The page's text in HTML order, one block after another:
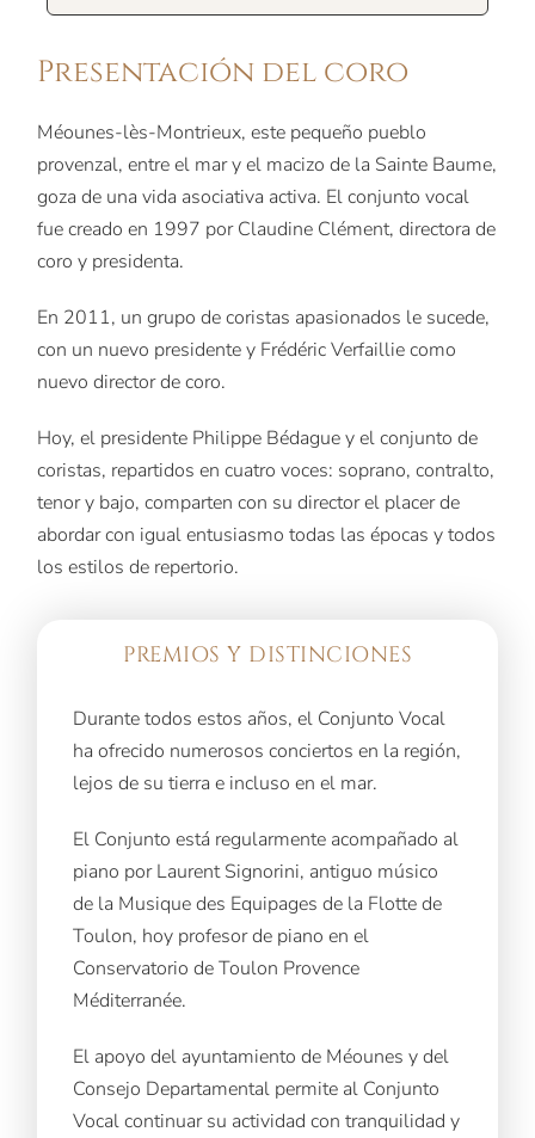
Presentación del coro
Méounes-lès-Montrieux, este pequeño pueblo
provenzal, entre el mar y el macizo de la Sainte Baume,
goza de una vida asociativa activa. El conjunto vocal
fue creado en 1997 por Claudine Clément, directora de
coro y presidenta.
En 2011, un grupo de coristas apasionados le sucede,
con un nuevo presidente y Frédéric Verfaillie como
nuevo director de coro.
Hoy, el presidente Philippe Bédague y el conjunto de
coristas, repartidos en cuatro voces: soprano, contralto,
tenor y bajo, comparten con su director el placer de
abordar con igual entusiasmo todas las épocas y todos
los estilos de repertorio.
PREMIOS Y DISTINCIONES
Durante todos estos años, el Conjunto Vocal
ha ofrecido numerosos conciertos en la región,
lejos de su tierra e incluso en el mar.
El Conjunto está regularmente acompañado al
piano por Laurent Signorini, antiguo músico
de la Musique des Equipages de la Flotte de
Toulon, hoy profesor de piano en el
Conservatorio de Toulon Provence
Méditerranée.
El apoyo del ayuntamiento de Méounes y del
Consejo Departamental permite al Conjunto
Vocal continuar su actividad con tranquilidad y